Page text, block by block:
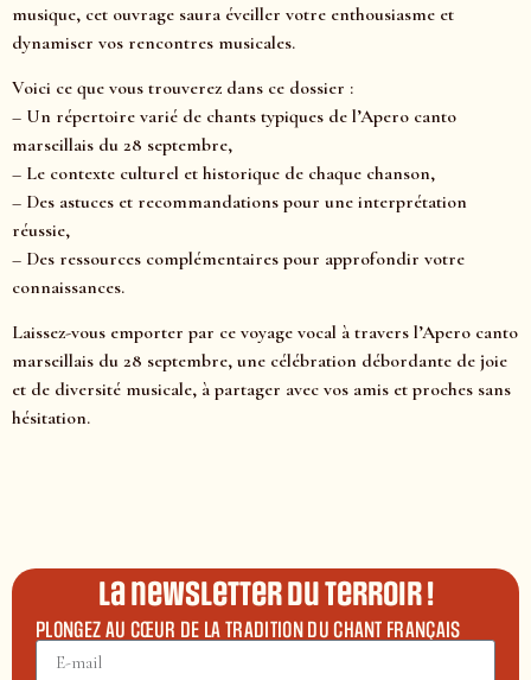
musique, cet ouvrage saura éveiller votre enthousiasme et
dynamiser vos rencontres musicales.
Voici ce que vous trouverez dans ce dossier :
– Un répertoire varié de chants typiques de l’Apero canto
marseillais du 28 septembre,
– Le contexte culturel et historique de chaque chanson,
– Des astuces et recommandations pour une interprétation
réussie,
– Des ressources complémentaires pour approfondir votre
connaissances.
Laissez-vous emporter par ce voyage vocal à travers l’Apero canto
marseillais du 28 septembre, une célébration débordante de joie
et de diversité musicale, à partager avec vos amis et proches sans
hésitation.
La newsletter du terroir !
PLONGEZ AU CŒUR DE LA TRADITION DU CHANT FRANÇAIS